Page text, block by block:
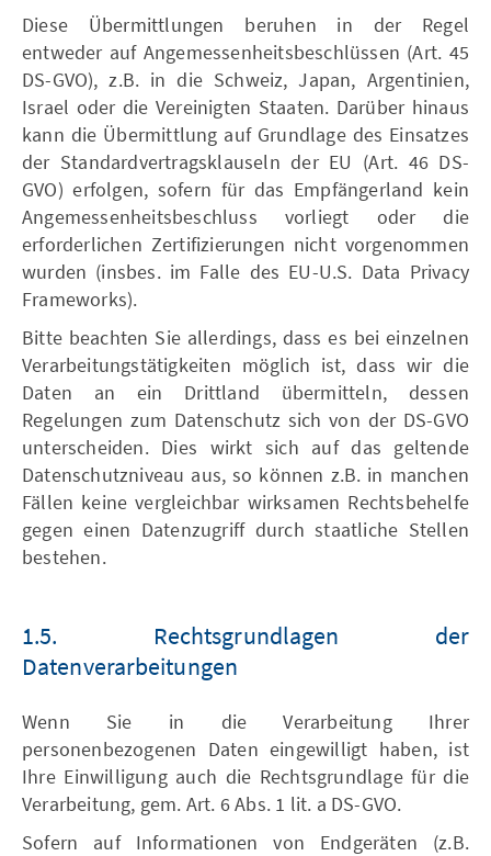
Diese Übermittlungen beruhen in der Regel
entweder auf Angemessenheitsbeschlüssen (Art. 45
DS-GVO), z.B. in die Schweiz, Japan, Argentinien,
Israel oder die Vereinigten Staaten. Darüber hinaus
kann die Übermittlung auf Grundlage des Einsatzes
der Standardvertragsklauseln der EU (Art. 46 DS-
GVO) erfolgen, sofern für das Empfängerland kein
Angemessenheitsbeschluss vorliegt oder die
erforderlichen Zertifizierungen nicht vorgenommen
wurden (insbes. im Falle des EU-U.S. Data Privacy
Frameworks).
Bitte beachten Sie allerdings, dass es bei einzelnen
Verarbeitungstätigkeiten möglich ist, dass wir die
Daten an ein Drittland übermitteln, dessen
Regelungen zum Datenschutz sich von der DS-GVO
unterscheiden. Dies wirkt sich auf das geltende
Datenschutzniveau aus, so können z.B. in manchen
Fällen keine vergleichbar wirksamen Rechtsbehelfe
gegen einen Datenzugriff durch staatliche Stellen
bestehen.
1.5. Rechtsgrundlagen der
Datenverarbeitungen
Wenn Sie in die Verarbeitung Ihrer
personenbezogenen Daten eingewilligt haben, ist
Ihre Einwilligung auch die Rechtsgrundlage für die
Verarbeitung, gem. Art. 6 Abs. 1 lit. a DS-GVO.
Sofern auf Informationen von Endgeräten (z.B.